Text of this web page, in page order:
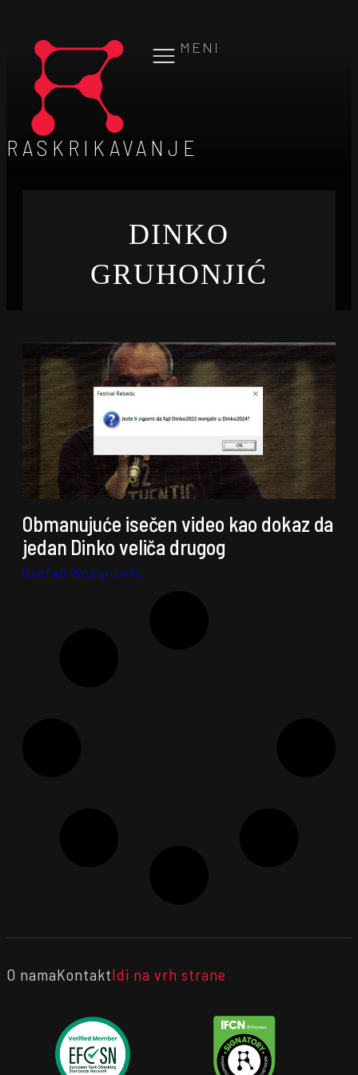
MENI
RASKRIKAVANJE
DINKO
GRUHONJIĆ
Obmanujuće isečen video kao dokaz da
jedan Dinko veliča drugog
Stefan Kosanović
O namaKontaktIdi na vrh strane